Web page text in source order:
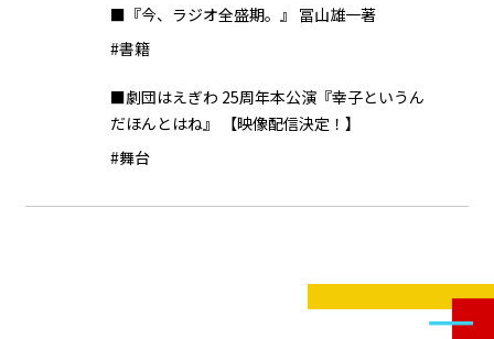
■『今、ラジオ全盛期。』 冨山雄一著
#書籍
■劇団はえぎわ 25周年本公演『幸子というん
だほんとはね』 【映像配信決定！】
#舞台